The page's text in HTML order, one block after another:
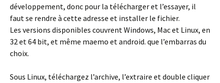
développement, donc pour la télécharger et l’essayer, il
faut se rendre à cette adresse et installer le fichier.
Les versions disponibles couvrent Windows, Mac et Linux, en
32 et 64 bit, et même maemo et android. que l’embarras du
choix.
Sous Linux, téléchargez l’archive, l’extraire et double cliquer